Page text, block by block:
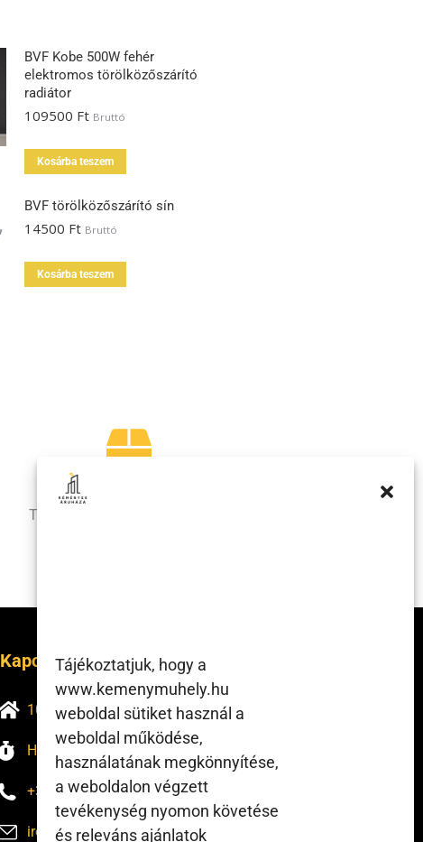
Tájékoztatjuk, hogy a
www.kemenymuhely.hu
weboldal sütiket használ a
weboldal működése,
használatának megkönnyítése,
a weboldalon végzett
tevékenység nyomon követése
és releváns ajánlatok
BVF Kobe 500W fehér
elektromos törölközőszárító
radiátor
109500 Ft Bruttó
Kosárba teszem
BVF törölközőszárító sín
14500 Ft Bruttó
Kosárba teszem
1000 m2 raktár
Termékeink nagy része azonnal
Kapcsolat
1047 Bp., Tinódi utca 28-30.
H-P: 7:00 – 16:00
+36 1 370 1748
iroda@kemenymuhely.hu